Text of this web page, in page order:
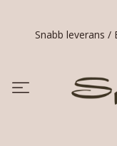
Snabb leverans